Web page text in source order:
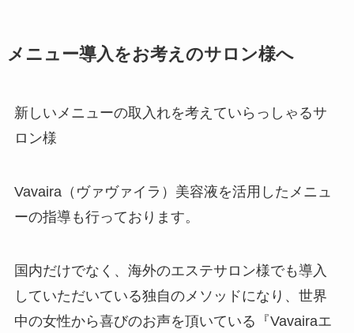
メニュー導入をお考えのサロン様へ
新しいメニューの取入れを考えていらっしゃるサ
ロン様
Vavaira（ヴァヴァイラ）美容液を活用したメニュ
ーの指導も行っております。
国内だけでなく、海外のエステサロン様でも導入
していただいている独自のメソッドになり、世界
中の女性から喜びのお声を頂いている『Vavairaエ